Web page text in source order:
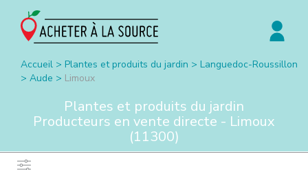
Accueil > Plantes et produits du jardin > Languedoc-Roussillon
> Aude > Limoux
Plantes et produits du jardin
Producteurs en vente directe - Limoux
(11300)